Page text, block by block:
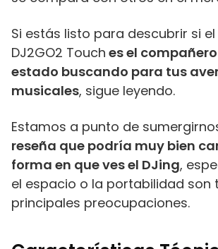
Si estás listo para descubrir si
DJ2GO2 Touch es el
estado buscando para tus
musicales, sigue leyendo.
Estamos a punto de
reseña que podría muy bien
forma en que ves el DJing,
el espacio o la portabilidad son
principales preocupaciones.